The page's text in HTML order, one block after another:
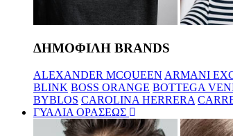
ΔΗΜΟΦΙΛΗ BRANDS
ALEXANDER MCQUEEN ARMANI
BLINK BOSS ORANGE BOTTEGA
BYBLOS CAROLINA HERRERA
ΓΥΑΛΙΑ ΟΡΑΣΕΩΣ